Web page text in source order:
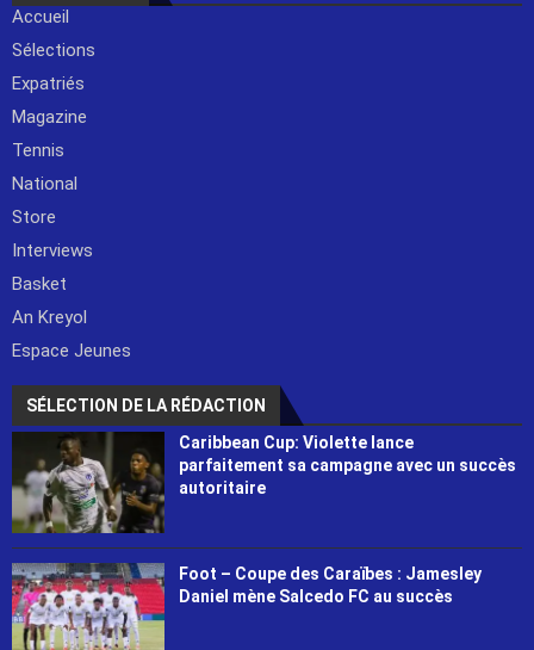
Accueil
Sélections
Expatriés
Magazine
Tennis
National
Store
Interviews
Basket
An Kreyol
Espace Jeunes
SÉLECTION DE LA RÉDACTION
Caribbean Cup: Violette lance
parfaitement sa campagne avec un succès
autoritaire
Foot – Coupe des Caraïbes : Jamesley
Daniel mène Salcedo FC au succès